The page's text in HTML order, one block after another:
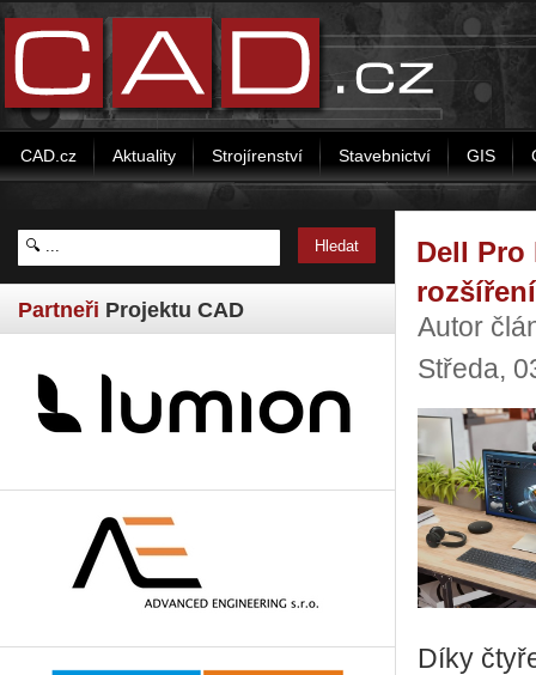
CAD.cz Aktuality Strojírenství Stavebnictví GIS
Partneři Projektu CAD
Dell Pro
Autor
Středa,
Díky